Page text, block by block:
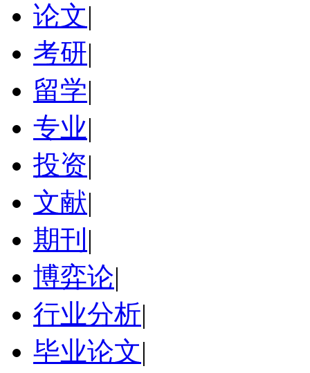
论文|
考研|
留学|
专业|
投资|
文献|
期刊 |
博弈论|
行业分析|
毕业论文|